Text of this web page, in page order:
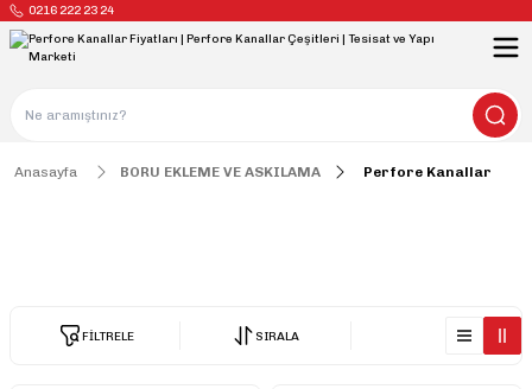
0216 222 23 24
Anasayfa BORU EKLEME VE ASKILAMA Perfore Kanallar
FİLTRELE SIRALA